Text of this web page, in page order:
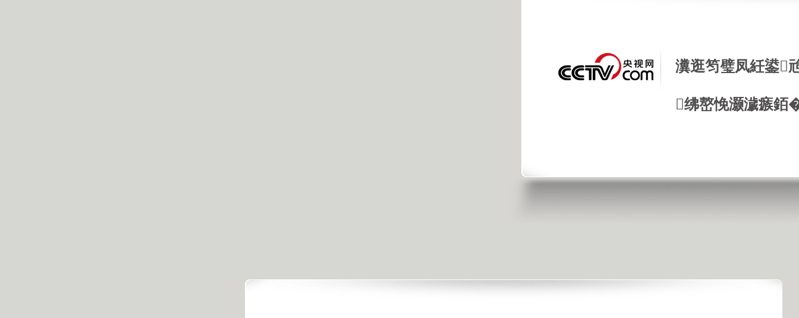
瀵逛笉璧凤紝鍙
绋嶅悗灏濊瘯銆